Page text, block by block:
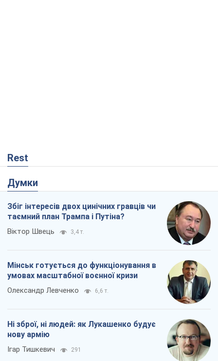
Rest
Думки
Збіг інтересів двох цинічних гравців чи
таємний план Трампа і Путіна?
Віктор Швець 3,4 т.
Мінськ готується до функціонування в
умовах масштабної воєнної кризи
Олександр Левченко 6,6 т.
Ні зброї, ні людей: як Лукашенко будує
нову армію
Ігар Тишкевич 291